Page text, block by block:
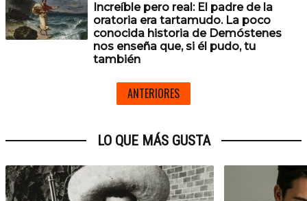
Increíble pero real: El padre de la
oratoria era tartamudo. La poco
conocida historia de Demóstenes
nos enseña que, si él pudo, tu
también
ANTERIORES
LO QUE MÁS GUSTA